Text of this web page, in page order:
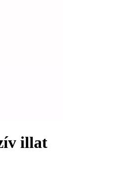
illat